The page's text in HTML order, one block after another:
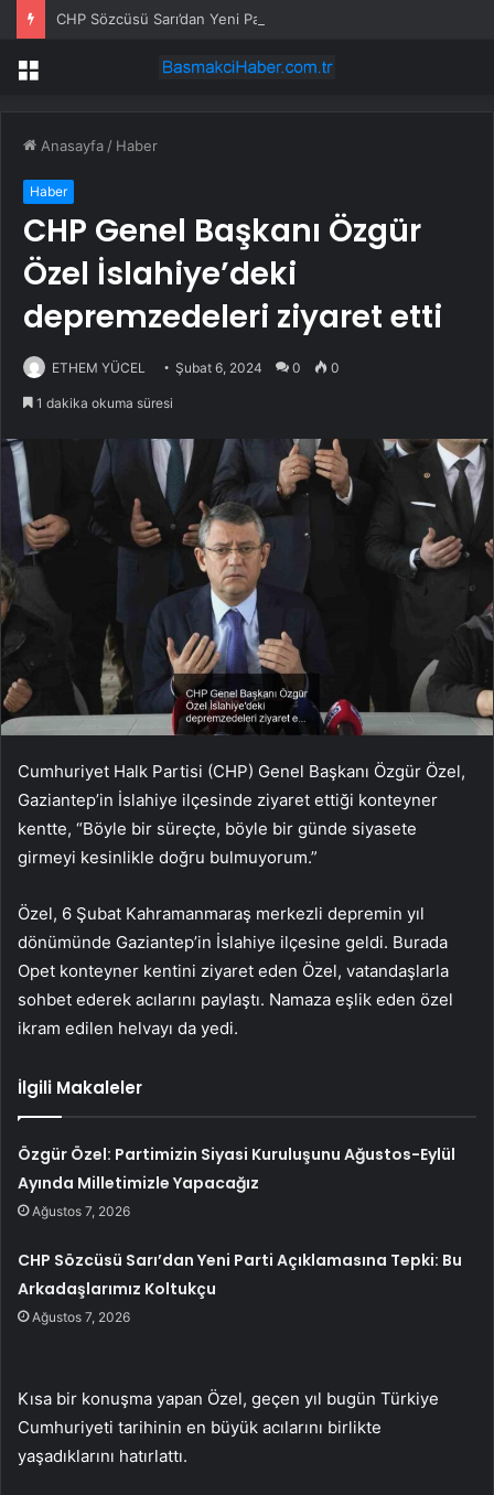
Menü
Anasayfa / Haber
Haber
CHP Genel Başkanı Özgür
Özel İslahiye’deki
depremzedeleri ziyaret etti
ETHEM YÜCEL Şubat 6, 2024 0 0
1 dakika okuma süresi
Cumhuriyet Halk Partisi (CHP) Genel Başkanı Özgür Özel,
Gaziantep’in İslahiye ilçesinde ziyaret ettiği konteyner
kentte, “Böyle bir süreçte, böyle bir günde siyasete
girmeyi kesinlikle doğru bulmuyorum.”
Özel, 6 Şubat Kahramanmaraş merkezli depremin yıl
dönümünde Gaziantep’in İslahiye ilçesine geldi. Burada
Opet konteyner kentini ziyaret eden Özel, vatandaşlarla
sohbet ederek acılarını paylaştı. Namaza eşlik eden özel
ikram edilen helvayı da yedi.
İlgili Makaleler
Özgür Özel: Partimizin Siyasi Kuruluşunu Ağustos-Eylül
Ayında Milletimizle Yapacağız
Ağustos 7, 2026
CHP Sözcüsü Sarı’dan Yeni Parti Açıklamasına Tepki: Bu
Arkadaşlarımız Koltukçu
Ağustos 7, 2026
Kısa bir konuşma yapan Özel, geçen yıl bugün Türkiye
Cumhuriyeti tarihinin en büyük acılarını birlikte
yaşadıklarını hatırlattı.